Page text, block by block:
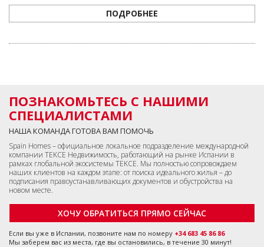
ПОДРОБНЕЕ
ПОЗНАКОМЬТЕСЬ С НАШИМИ
СПЕЦИАЛИСТАМИ
НАША КОМАНДА ГОТОВА ВАМ ПОМОЧЬ
Spain Homes – официальное локальное подразделение международной
компании TEKCE Недвижимость, работающий на рынке Испании в
рамках глобальной экосистемы TEKCE. Мы полностью сопровождаем
наших клиентов на каждом этапе: от поиска идеального жилья – до
подписания правоустанавливающих документов и обустройства на
новом месте.
ХОЧУ ОБРАТИТЬСЯ ПРЯМО СЕЙЧАС
Если вы уже в Испании, позвоните нам по номеру +34 683 45 86 86
Мы заберем вас из места, где вы остановились, в течение 30 минут!